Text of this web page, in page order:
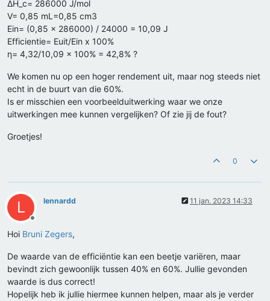
ΔH_c= 286000 J/mol
V= 0,85 mL=0,85 cm3
Ein= (0,85 x 286000) / 24000 = 10,09 J
Efficientie= Euit/Ein x 100%
η= 4,32/10,09 × 100% = 42,8% ?
We komen nu op een hoger rendement uit, maar nog steeds niet
echt in de buurt van die 60%.
Is er misschien een voorbeelduitwerking waar we onze
uitwerkingen mee kunnen vergelijken? Of zie jij de fout?
Groetjes!
0
L
Offline
lennardd 11 jan. 2023 14:33
Hoi Bruni Zegers,
De waarde van de efficiëntie kan een beetje variëren, maar
bevindt zich gewoonlijk tussen 40% en 60%. Jullie gevonden
waarde is dus correct!
Hopelijk heb ik jullie hiermee kunnen helpen, maar als je verder